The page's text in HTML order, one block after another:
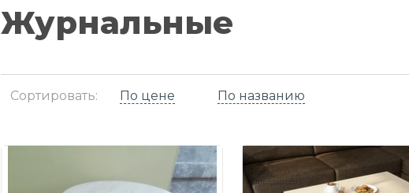
Журнальные
Сортировать: По цене По названию